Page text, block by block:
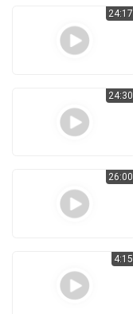
24:17
24:30
26:00
4:15